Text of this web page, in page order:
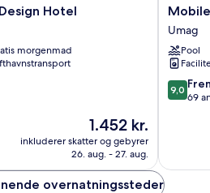
Hotel
morgenmad
Prisen
1.452 kr.
1.452 kr.
inkluderer skatter og gebyrer
26. aug. - 27. aug.
Mobile
Homes
Stella
Maris
Umag
Umag
Pool
9.0
ud
9,0
69
overnatningssteder